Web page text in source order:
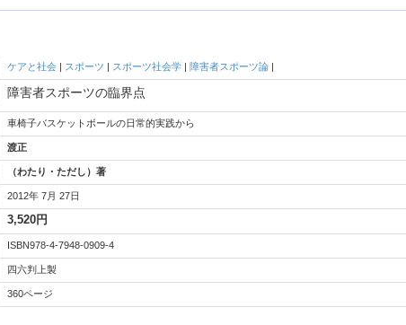
ケアと社会 | スポーツ | スポーツ社会学 |障害者スポーツ論 |
障害者スポーツの臨界点
車椅子バスケットボールの日常的実践から
渡正
（わたり・ただし）著
2012年 7月 27日
3,520円
ISBN978-4-7948-0909-4
四六判上製
360ページ